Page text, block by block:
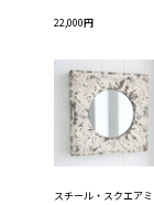
22,000円
スチール・スクエアミ